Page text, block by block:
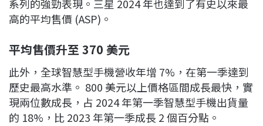
系列的強勁表現。三星 2024 年也達到了有史以來最
高的平均售價 (ASP)。
平均售價升至 370 美元
此外，全球智慧型手機營收年增 7%，在第一季達到
歷史最高水準。 800 美元以上價格區間成長最快，實
現兩位數成長，占 2024 年第一季智慧型手機出貨量
的 18%，比 2023 年第一季成長 2 個百分點。